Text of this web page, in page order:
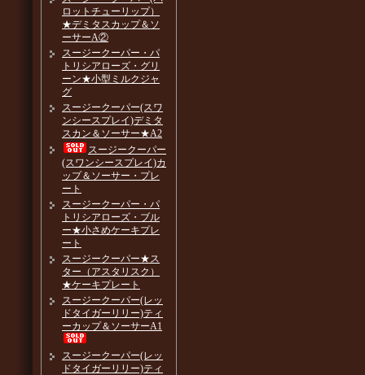
ロットチューリップ）
★デミタスカップ＆ソ
ーサーA②
スージークーパー・パ
トリシアローズ・グリ
ーン★小型ミルクジャ
グ
スージークーパー(スワ
ンシースプレイ)デミタ
スカン＆ソーサー★A2
スージークーパー
(スワンシースプレイ)カ
ップ＆ソーサー・プレ
ート
スージークーパー・パ
トリシアローズ・ブル
ー★小さめケーキプレ
ート
スージークーパー★ス
ター（アスタリスク）
★ケーキプレート
スージークーパー(レッ
ドタイガーリリー)ティ
ーカップ＆ソーサーA1
スージークーパー(レッ
ドタイガーリリー)ティ